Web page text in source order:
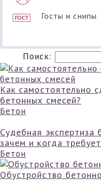
Госты и снипы
Поиск:
Как самостоятельно
бетонных смесей?
Бетон
Судебная экспертиза
зачем и когда
Бетон
Обустройство